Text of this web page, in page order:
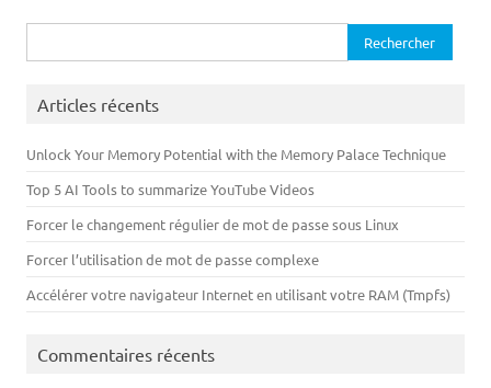
Articles récents
Unlock Your Memory Potential with the Memory Palace Technique
Top 5 AI Tools to summarize YouTube Videos
Forcer le changement régulier de mot de passe sous Linux
Forcer l’utilisation de mot de passe complexe
Accélérer votre navigateur Internet en utilisant votre RAM (Tmpfs)
Commentaires récents